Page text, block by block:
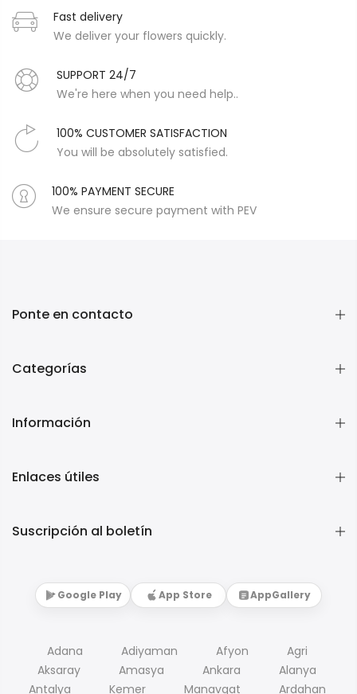
Fast delivery
We deliver your flowers quickly.
SUPPORT 24/7
We're here when you need help..
100% CUSTOMER SATISFACTION
You will be absolutely satisfied.
100% PAYMENT SECURE
We ensure secure payment with PEV
Ponte en contacto
Categorías
Información
Enlaces útiles
Suscripción al boletín
Google Play App Store AppGallery
Adana Adiyaman Afyon
Agri
Aksaray
Amasya Ankara
Alanya
Antalya
Kemer Manavgat Ardahan